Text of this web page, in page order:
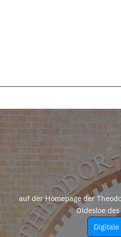
auf der Homepage der
Oldesloe